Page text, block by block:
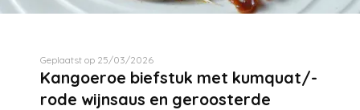
Geplaatst op 25/03/2026
Kangoeroe biefstuk met kumquat/-
rode wijnsaus en geroosterde